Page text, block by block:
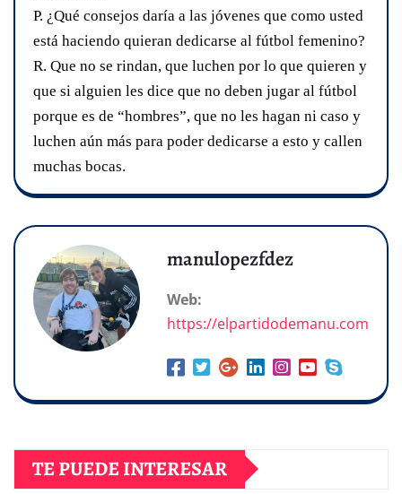
P. ¿Qué consejos daría a las jóvenes que como usted
está haciendo quieran dedicarse al fútbol femenino?
R. Que no se rindan, que luchen por lo que quieren y
que si alguien les dice que no deben jugar al fútbol
porque es de “hombres”, que no les hagan ni caso y
luchen aún más para poder dedicarse a esto y callen
muchas bocas.
manulopezfdez
Web:
https://elpartidodemanu.com
TE PUEDE INTERESAR